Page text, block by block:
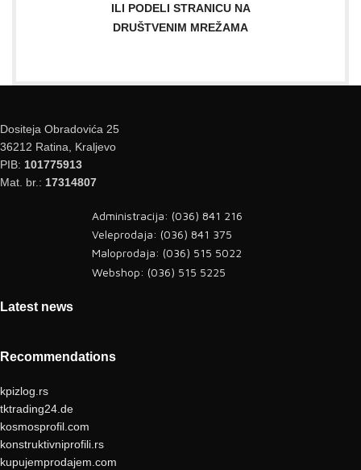
ILI PODELI STRANICU NA
DRUŠTVENIM MREŽAMA
Dositeja Obradovića 25
36212 Ratina, Kraljevo
PIB: 101775913
Mat. br.: 17314807
Administracija: (036) 841 216
Veleprodaja: (036) 841 375
Maloprodaja: (036) 515 5022
Webshop: (036) 515 5225
Latest news
Recommendations
kpizlog.rs
tktrading24.de
kosmosprofil.com
konstruktivniprofili.rs
kupujemprodajem.com